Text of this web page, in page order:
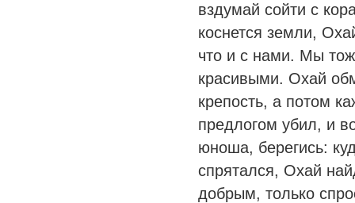
вздумай сойти с
коснется земли,
что и с нами. Мы
красивыми. Охай
крепость, а потом
предлогом убил, и
юноша, берегись:
спрятался, Охай
добрым, только